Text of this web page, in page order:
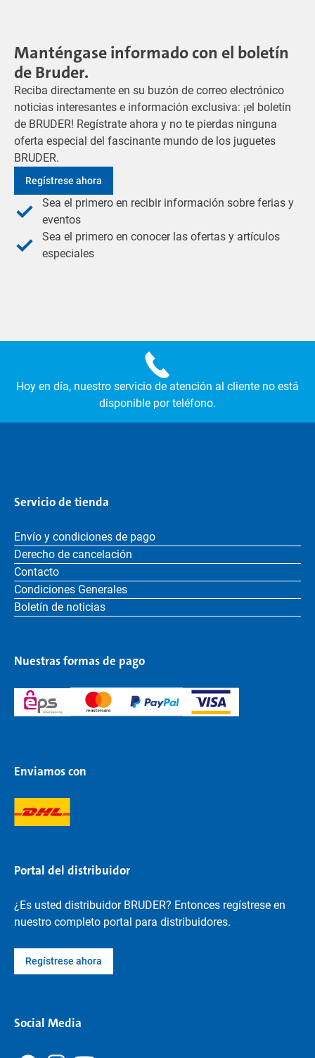
Manténgase informado con el boletín
de Bruder.
Reciba directamente en su buzón de correo electrónico
noticias interesantes e información exclusiva: ¡el boletín
de BRUDER! Regístrate ahora y no te pierdas ninguna
oferta especial del fascinante mundo de los juguetes
BRUDER.
Regístrese ahora
Sea el primero en recibir información sobre ferias y
eventos
Sea el primero en conocer las ofertas y artículos
especiales
Hoy en día, nuestro servicio de atención al cliente no está
disponible por teléfono.
Servicio de tienda
Envío y condiciones de pago
Derecho de cancelación
Contacto
Condiciones Generales
Boletín de noticias
Nuestras formas de pago
Enviamos con
Portal del distribuidor
¿Es usted distribuidor BRUDER? Entonces regístrese en
nuestro completo portal para distribuidores.
Regístrese ahora
Social Media